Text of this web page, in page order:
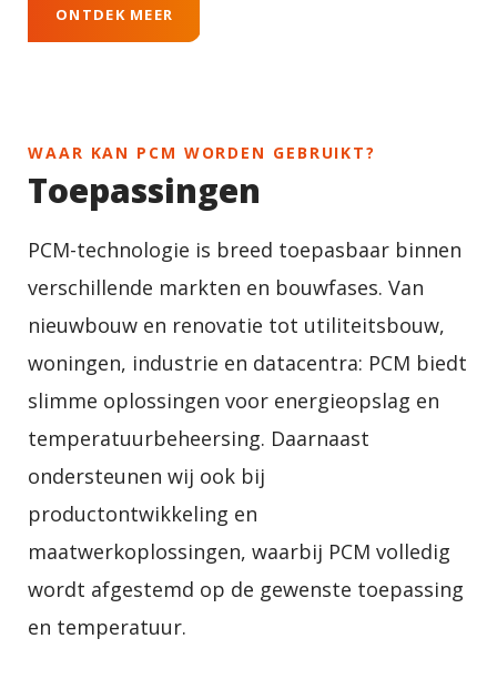
ONTDEK MEER
WAAR KAN PCM WORDEN GEBRUIKT?
Toepassingen
PCM-technologie is breed toepasbaar binnen
verschillende markten en bouwfases. Van
nieuwbouw en renovatie tot utiliteitsbouw,
woningen, industrie en datacentra: PCM biedt
slimme oplossingen voor energieopslag en
temperatuurbeheersing. Daarnaast
ondersteunen wij ook bij
productontwikkeling en
maatwerkoplossingen, waarbij PCM volledig
wordt afgestemd op de gewenste toepassing
en temperatuur.